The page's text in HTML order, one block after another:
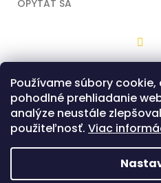
Používame súbory
pohodlné prehliadanie
analýze neustále
použiteľnosť. Viac
OPÝTAŤ SA
Popis
Drevená hračka z bukovej
s bielou potlačou a motívom
strane sú dva popruhy,
z dvoch prevedení tvaru štítu -